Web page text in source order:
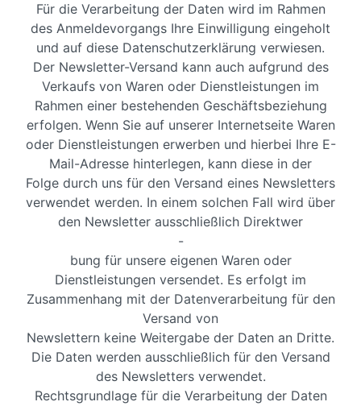
Für die Verarbeitung der Daten wird im Rahmen
des Anmeldevorgangs Ihre Einwilligung eingeholt
und auf diese Datenschutzerklärung verwiesen.
Der Newsletter-Versand kann auch aufgrund des
Verkaufs von Waren oder Dienstleistungen im
Rahmen einer bestehenden Geschäftsbeziehung
erfolgen. Wenn Sie auf unserer Internetseite Waren
oder Dienstleistungen erwerben und hierbei Ihre E-
Mail-Adresse hinterlegen, kann diese in der
Folge durch uns für den Versand eines Newsletters
verwendet werden. In einem solchen Fall wird über
den Newsletter ausschließlich Direktwer
-
bung für unsere eigenen Waren oder
Dienstleistungen versendet. Es erfolgt im
Zusammenhang mit der Datenverarbeitung für den
Versand von
Newslettern keine Weitergabe der Daten an Dritte.
Die Daten werden ausschließlich für den Versand
des Newsletters verwendet.
Rechtsgrundlage für die Verarbeitung der Daten